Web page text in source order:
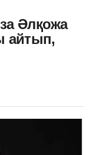
Әлқожа
айтып,